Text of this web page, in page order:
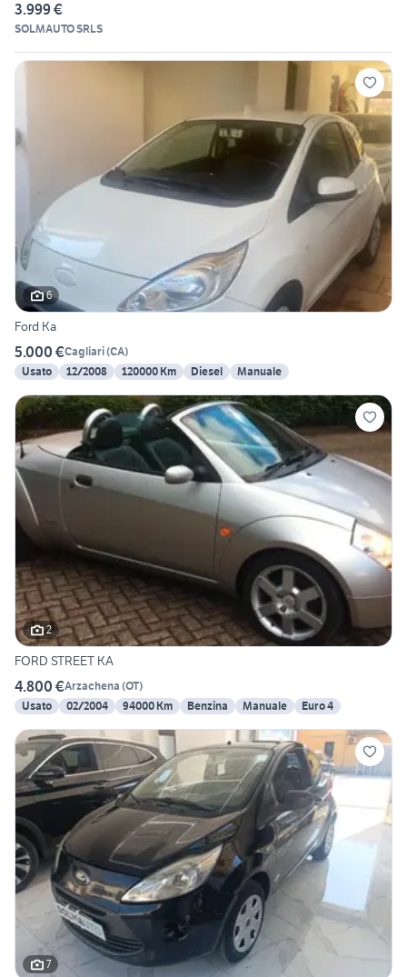
3.999 €
SOLMAUTO SRLS
6
Ford Ka
5.000 €Cagliari(CA)
Usato
12/2008 120000 Km Diesel Manuale
2
FORD STREET KA
4.800 €Arzachena (OT)
Usato
02/2004 94000 Km Benzina Manuale Euro 4
7